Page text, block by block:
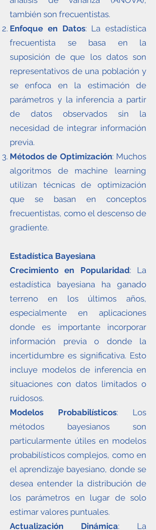
también son frecuentistas.
Enfoque en Datos: La estadística
frecuentista se basa en la
suposición de que los datos son
representativos de una población y
se enfoca en la estimación de
parámetros y la inferencia a partir
de datos observados sin la
necesidad de integrar información
previa.
Métodos de Optimización: Muchos
algoritmos de machine learning
utilizan técnicas de optimización
que se basan en conceptos
frecuentistas, como el descenso de
gradiente.
Estadística Bayesiana
Crecimiento en Popularidad: La
estadística bayesiana ha ganado
terreno en los últimos años,
especialmente en aplicaciones
donde es importante incorporar
información previa o donde la
incertidumbre es significativa. Esto
incluye modelos de inferencia en
situaciones con datos limitados o
ruidosos.
Modelos Probabilísticos: Los
métodos bayesianos son
particularmente útiles en modelos
probabilísticos complejos, como en
el aprendizaje bayesiano, donde se
desea entender la distribución de
los parámetros en lugar de solo
estimar valores puntuales.
Actualización Dinámica: La